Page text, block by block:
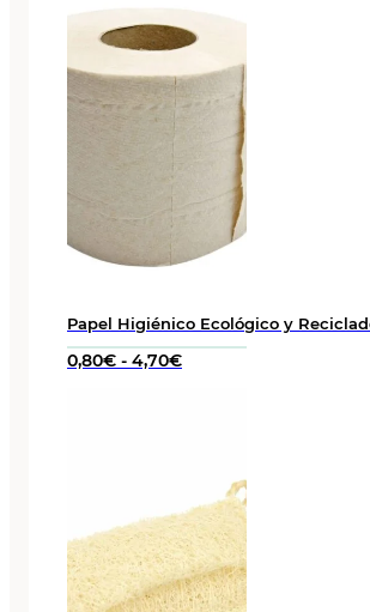
Papel Higiénico Ecológico y
0,80€ - 4,70€Rango
4,70€